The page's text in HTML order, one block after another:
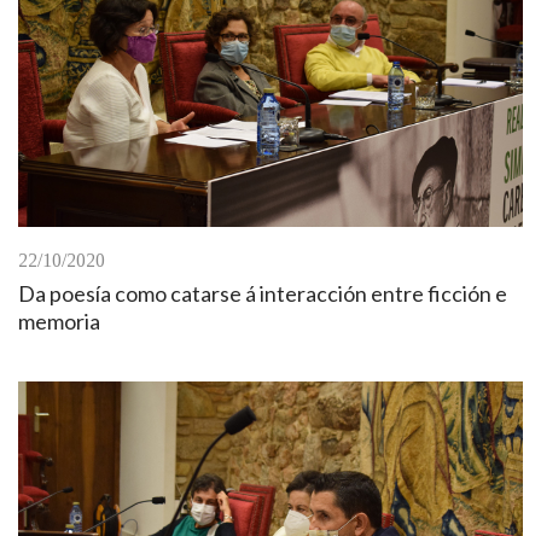
22/10/2020
Da poesía como catarse á interacción entre ficción e
memoria